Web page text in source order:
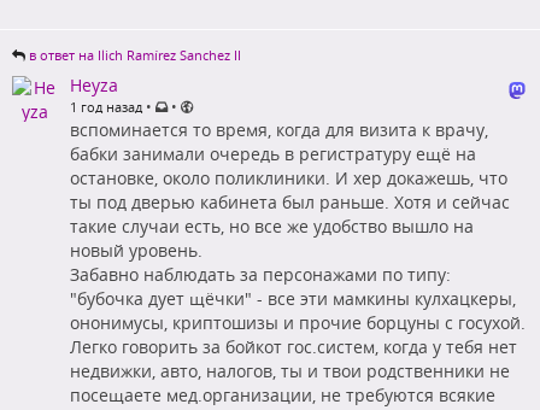
в ответ на Ilich Ramírez Sanchez II
Heyza
1 год назад • •
вспоминается то время, когда для визита к врачу,
бабки занимали очередь в регистратуру ещё на
остановке, около поликлиники. И хер докажешь, что
ты под дверью кабинета был раньше. Хотя и сейчас
такие случаи есть, но все же удобство вышло на
новый уровень.
Забавно наблюдать за персонажами по типу:
"бубочка дует щёчки" - все эти мамкины кулхацкеры,
ононимусы, криптошизы и прочие борцуны с госухой.
Легко говорить за бойкот гос.систем, когда у тебя нет
недвижки, авто, налогов, ты и твои родственники не
посещаете мед.организации, не требуются всякие